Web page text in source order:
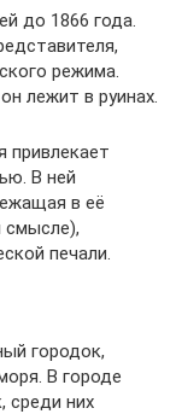
до 1866 года.
режима.
лежит в руинах.
привлекает
В ней
в её
смысле),
печали.
городок,
В городе
среди них